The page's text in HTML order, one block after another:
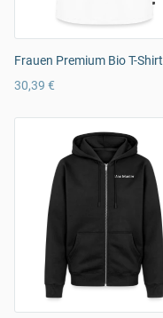
Frauen Premium Bio T-Shirt
30,39 €